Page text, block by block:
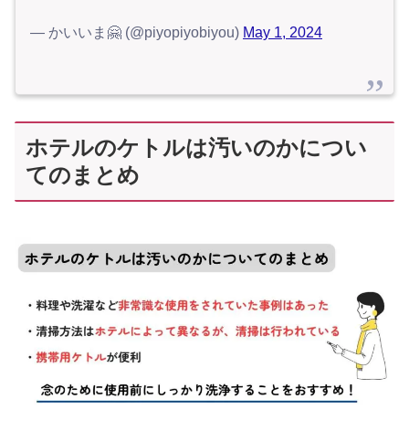
— かいいま🤗 (@piyopiyobiyou) May 1, 2024
ホテルのケトルは汚いのかについ
てのまとめ